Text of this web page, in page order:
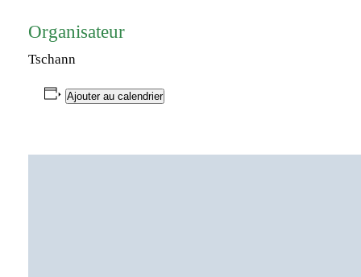
Organisateur
Tschann
Ajouter au calendrier